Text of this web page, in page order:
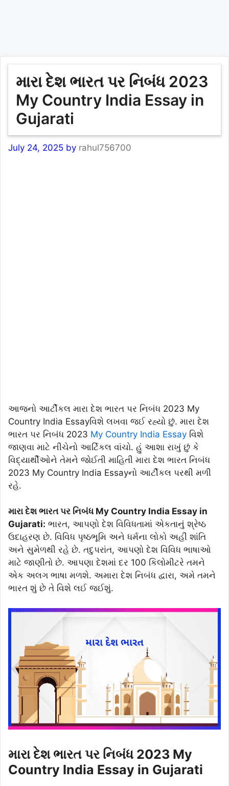
મારા દેશ ભારત પર નિબંધ 2023
My Country India Essay in
Gujarati
July 24, 2025 by rahul756700
આજનો આર્ટીકલ મારા દેશ ભારત પર નિબંધ 2023 My
Country India Essayવિશે લખવા જઈ રહ્યો છું. મારા દેશ
ભારત પર નિબંધ 2023 My Country India Essay વિશે
જાણવા માટે નીચેનો આર્ટિકલ વાંચો. હું આશા રાખું છું કે
વિદ્યાર્થીઓને તેમને જોઈતી માહિતી મારા દેશ ભારત નિબંધ
2023 My Country India Essayનો આર્ટીકલ પરથી મળી
રહે.
મારા દેશ ભારત પર નિબંધ My Country India Essay in
Gujarati: ભારત, આપણો દેશ વિવિધતામાં એકતાનું શ્રેષ્ઠ
ઉદાહરણ છે. વિવિધ પૃષ્ઠભૂમિ અને ધર્મના લોકો અહીં શાંતિ
અને સુમેળથી રહે છે. તદુપરાંત, આપણો દેશ વિવિધ ભાષાઓ
માટે જાણીતો છે. આપણા દેશમાં દર 100 કિલોમીટરે તમને
એક અલગ ભાષા મળશે. અમારા દેશ નિબંધ દ્વારા, અમે તમને
ભારત શું છે તે વિશે લઈ જઈશું.
મારા દેશ ભારત પર નિબંધ 2023 My
Country India Essay in Gujarati